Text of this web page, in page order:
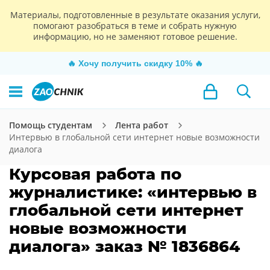
Материалы, подготовленные в результате оказания услуги,
помогают разобраться в теме и собрать нужную
информацию, но не заменяют готовое решение.
🔥 Хочу получить скидку 10% 🔥
Помощь студентам
Лента работ
Интервью в глобальной сети интернет новые возможности
диалога
Курсовая работа по
журналистике: «интервью в
глобальной сети интернет
новые возможности
диалога» заказ № 1836864